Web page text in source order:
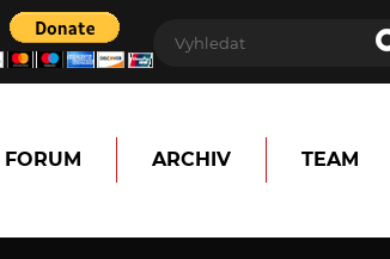
FORUM ARCHIV TEAM